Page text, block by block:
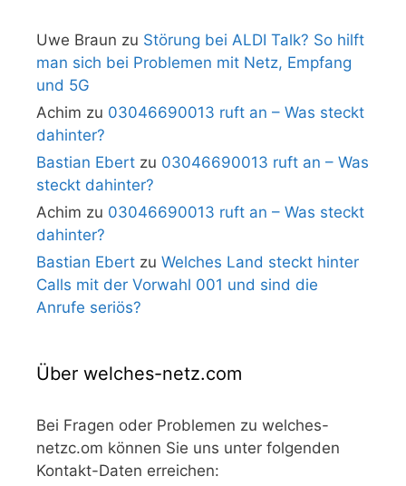
Uwe Braun zu Störung bei ALDI Talk? So hilft
man sich bei Problemen mit Netz, Empfang
und 5G
Achim zu 03046690013 ruft an – Was steckt
dahinter?
Bastian Ebert zu 03046690013 ruft an – Was
steckt dahinter?
Achim zu 03046690013 ruft an – Was steckt
dahinter?
Bastian Ebert zu Welches Land steckt hinter
Calls mit der Vorwahl 001 und sind die
Anrufe seriös?
Über welches-netz.com
Bei Fragen oder Problemen zu welches-
netzc.om können Sie uns unter folgenden
Kontakt-Daten erreichen: